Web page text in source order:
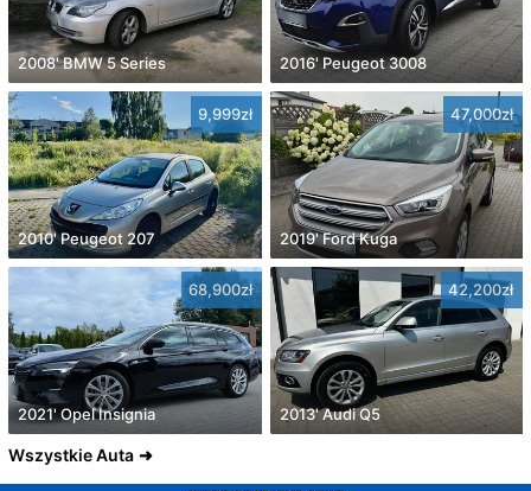
2008' BMW 5 Series 2016' Peugeot 3008
9,999zł
2010' Peugeot 207
47,000zł
2019' Ford Kuga
68,900zł
2021' Opel Insignia
42,200zł
2013' Audi Q5
Wszystkie Auta